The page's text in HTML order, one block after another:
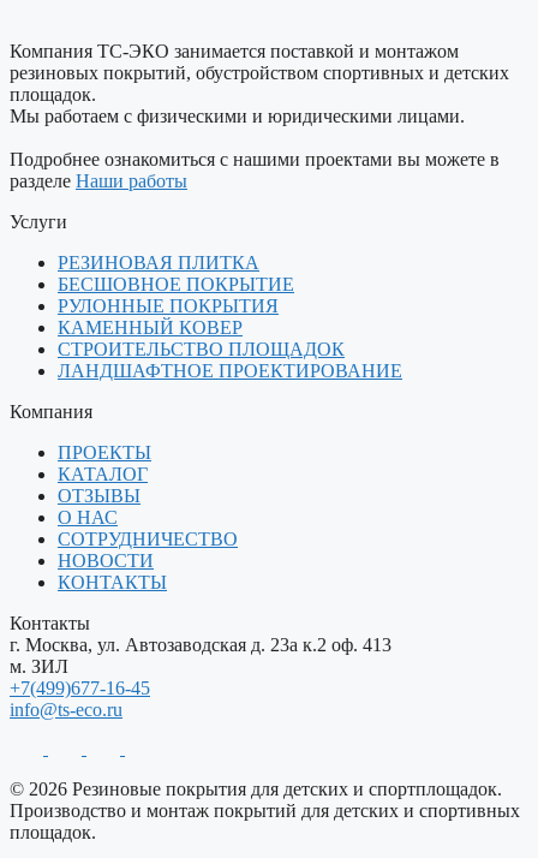
Компания ТС-ЭКО занимается поставкой и монтажом
резиновых покрытий, обустройством спортивных и детских
площадок.
Мы работаем с физическими и юридическими лицами.
Подробнее ознакомиться с нашими проектами вы можете в
разделе Наши работы
Услуги
РЕЗИНОВАЯ ПЛИТКА
БЕСШОВНОЕ ПОКРЫТИЕ
РУЛОННЫЕ ПОКРЫТИЯ
КАМЕННЫЙ КОВЕР
СТРОИТЕЛЬСТВО ПЛОЩАДОК
ЛАНДШАФТНОЕ ПРОЕКТИРОВАНИЕ
Компания
ПРОЕКТЫ
КАТАЛОГ
ОТЗЫВЫ
О НАС
СОТРУДНИЧЕСТВО
НОВОСТИ
КОНТАКТЫ
Контакты
г. Москва, ул. Автозаводская д. 23а к.2 оф. 413
м. ЗИЛ
+7(499)677-16-45
info@ts-eco.ru
© 2026 Резиновые покрытия для детских и спортплощадок.
Производство и монтаж покрытий для детских и спортивных
площадок.